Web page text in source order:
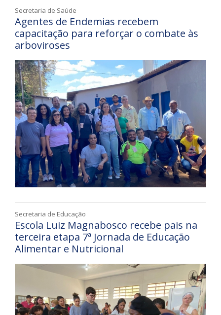
Secretaria de Saúde
Agentes de Endemias recebem
capacitação para reforçar o combate às
arboviroses
Secretaria de Educação
Escola Luiz Magnabosco recebe pais na
terceira etapa 7ª Jornada de Educação
Alimentar e Nutricional